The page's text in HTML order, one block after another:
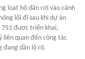
loạt hộ dân rơi vào cảnh
lối đi sau khi dự án
được triển khai,
liên quan đến công tác
đang dần lộ rõ.